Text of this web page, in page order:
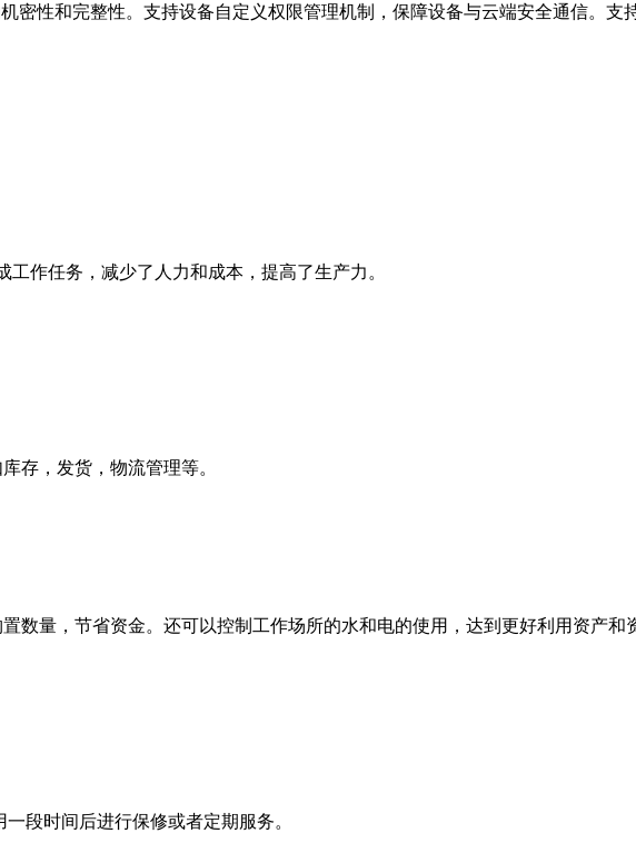
性和完整性。支持设备自定义权限管理机制，保障设备与云端安全通信。支
作任务，减少了人力和成本，提高了生产力。
存，发货，物流管理等。
数量，节省资金。还可以控制工作场所的水和电的使用，达到更好利用资产和
段时间后进行保修或者定期服务。